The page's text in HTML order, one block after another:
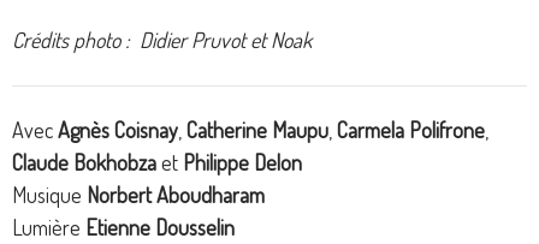
Crédits photo : Didier Pruvot et Noak
AvecAgnès Coisnay Catherine Maupu Carmela Polifrone
Claude Bokhobzaet Philippe Delon
Musique Norbert Aboudharam
Lumière Etienne Dousselin